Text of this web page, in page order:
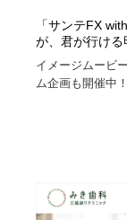
「サンテFX
が、君が行ける
イメージムービ
ム企画も開催中！